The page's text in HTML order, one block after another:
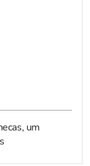
um